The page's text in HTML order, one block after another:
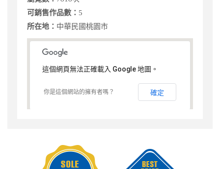
可銷售作品數： 5
所在地： 中華民國桃園市
這個網頁無法正確載入 Google 地圖。
你是這個網站的擁有者嗎？ 確定